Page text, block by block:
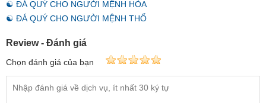
☯ ĐÁ QUÝ CHO NGƯỜI MỆNH HỎA
☯ ĐÁ QUÝ CHO NGƯỜI MỆNH THỔ
Review - Đánh giá
Chọn đánh giá của bạn